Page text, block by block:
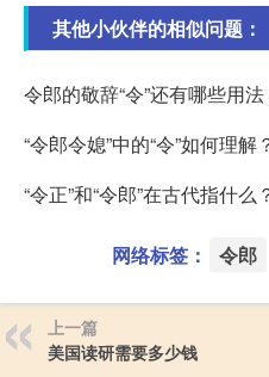
其他小伙伴的相似问题：
令郎的敬辞“令”还有哪些用法
“令郎令媳”中的“令”如何理解
“令正”和“令郎”在古代指什么
网络标签： 令郎
上一篇
美国读研需要多少钱